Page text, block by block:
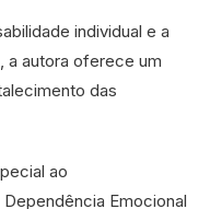
individual e a
a autora oferece um
das
ao
Emocional